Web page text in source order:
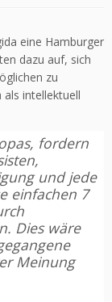
eine Hamburger
dazu auf, sich
zu
als intellektuell
fordern
und jede
einfachen 7
Dies wäre
Meinung